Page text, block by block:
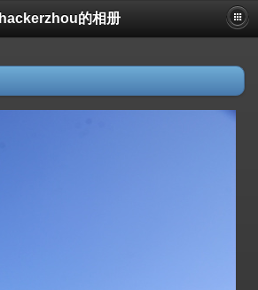
hackerzhou的相册